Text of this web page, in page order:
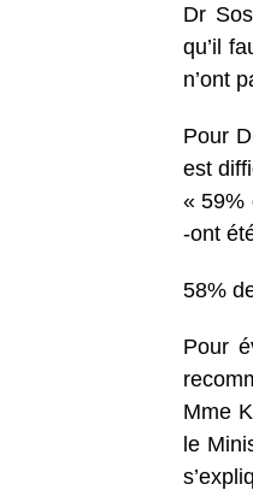
Dr
qu’il
n’ont
Pour
est
« 59%
-ont
58%
Pour
Mme
le